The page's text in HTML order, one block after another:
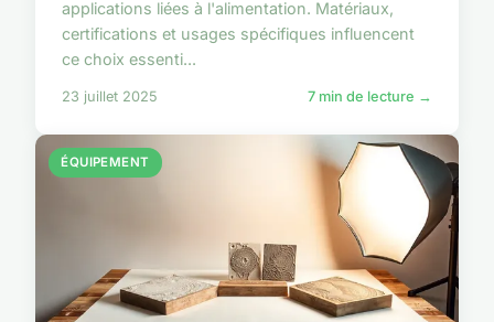
applications liées à l'alimentation. Matériaux,
certifications et usages spécifiques influencent
ce choix essenti...
23 juillet 2025 7 min de lecture →
ÉQUIPEMENT